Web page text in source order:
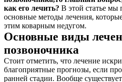
как его лечить? В этой статье мы
основные методы лечения,
этим коварным недугом.
Основные виды
позвоночника
Стоит отметить, что лечение
благоприятные прогнозы, если
ранней стадии. Вообще